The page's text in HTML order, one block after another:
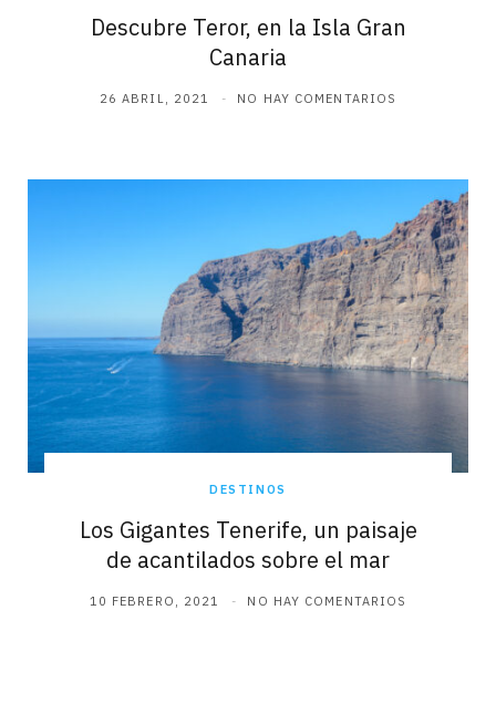
Descubre Teror, en la Isla Gran
Canaria
26 ABRIL, 2021 NO HAY COMENTARIOS
DESTINOS
Los Gigantes Tenerife, un paisaje
de acantilados sobre el mar
10 FEBRERO, 2021 NO HAY COMENTARIOS